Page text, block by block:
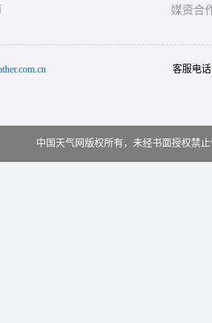
媒资合
客服电
中国天气网版权所有，未经书面授权